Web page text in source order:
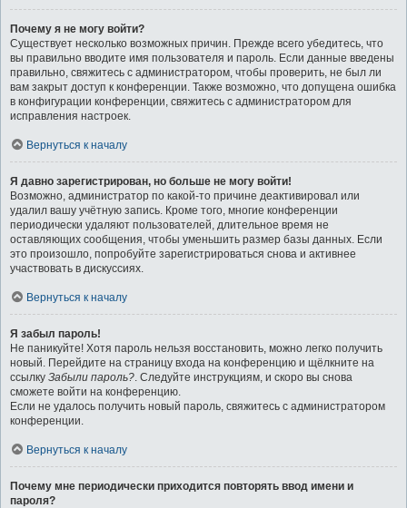
Почему я не могу войти?
Существует несколько возможных причин. Прежде всего убедитесь, что
вы правильно вводите имя пользователя и пароль. Если данные введены
правильно, свяжитесь с администратором, чтобы проверить, не был ли
вам закрыт доступ к конференции. Также возможно, что допущена ошибка
в конфигурации конференции, свяжитесь с администратором для
исправления настроек.
Вернуться к началу
Я давно зарегистрирован, но больше не могу войти!
Возможно, администратор по какой-то причине деактивировал или
удалил вашу учётную запись. Кроме того, многие конференции
периодически удаляют пользователей, длительное время не
оставляющих сообщения, чтобы уменьшить размер базы данных. Если
это произошло, попробуйте зарегистрироваться снова и активнее
участвовать в дискуссиях.
Вернуться к началу
Я забыл пароль!
Не паникуйте! Хотя пароль нельзя восстановить, можно легко получить
новый. Перейдите на страницу входа на конференцию и щёлкните на
ссылку Забыли пароль?. Следуйте инструкциям, и скоро вы снова
сможете войти на конференцию.
Если не удалось получить новый пароль, свяжитесь с администратором
конференции.
Вернуться к началу
Почему мне периодически приходится повторять ввод имени и
пароля?